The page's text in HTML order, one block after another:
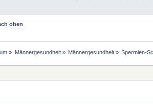
oben
» Männergesundheit» Männergesundheit» Spermien-